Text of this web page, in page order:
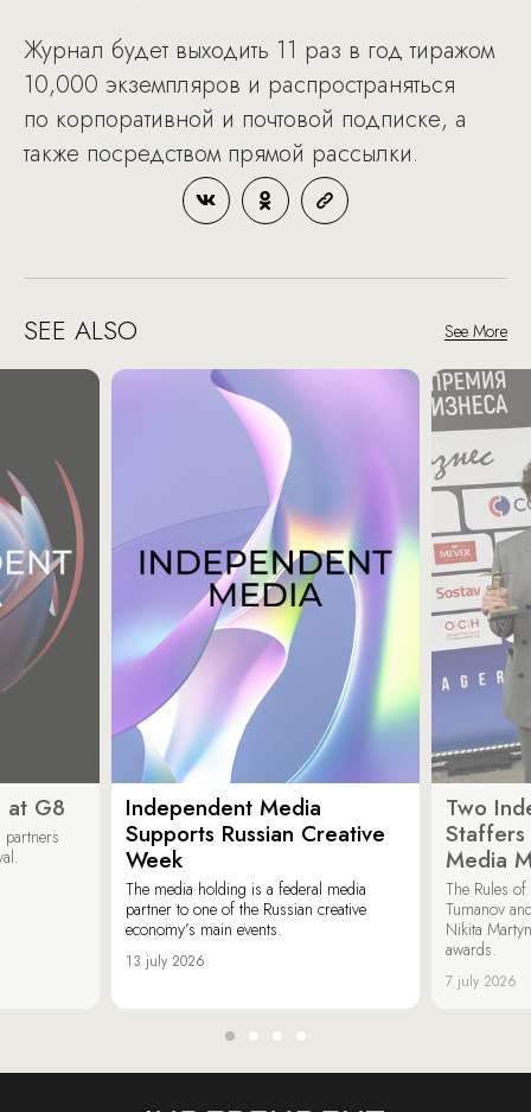
Журнал будет выходить 11 раз в год тиражом
10,000 экземпляров и распространяться
по корпоративной и почтовой подписке, а
также посредством прямой рассылки.
SEE ALSO See More
at G8
Independent Media
Supports Russian Creative
Week
The media holding is a federal media
partner to one of the Russian creative
economy’s main events.
13 july 2026
Two
Media
The Rules
Tumanov
Nikita
awards.
7 july 2026